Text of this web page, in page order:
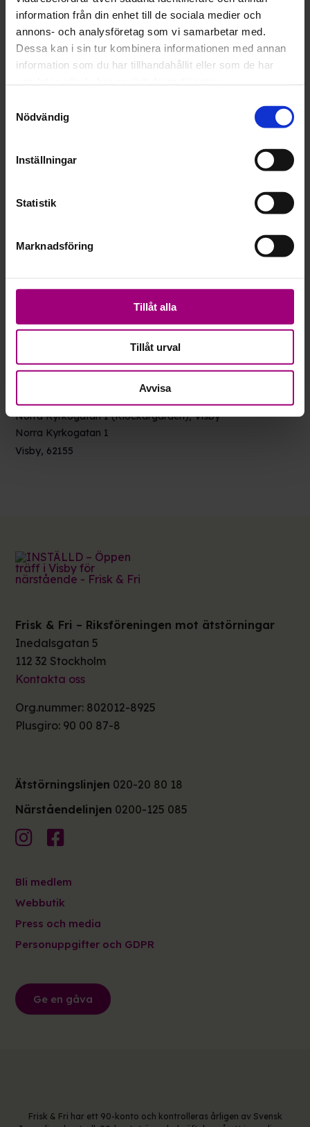
information från din enhet till de sociala medier och
annons- och analysföretag som vi samarbetar med.
Dessa kan i sin tur kombinera informationen med annan
information som du har tillhandahållit eller som de har
Nödvändig
Inställningar
Statistik
Marknadsföring
Tillåt alla
Tillåt urval
Avvisa
Add to calendar
Time:
VENUE
Norra Kyrkogatan 1 (Klockargården), Visby
Norra Kyrkogatan 1
Visby, 62155
Frisk & Fri – Riksföreningen mot ätstörningar
Inedalsgatan 5
112 32 Stockholm
Kontakta oss
Org.nummer: 802012-8925
Plusgiro: 90 00 87-8
Ätstörningslinjen 020-20 80 18
Närståendelinjen 0200-125 085
Bli medlem
Webbutik
Press och media
Personuppgifter och GDPR
Ge en gåva
Frisk & Fri har ett 90-konto och kontrolleras årligen av Svensk